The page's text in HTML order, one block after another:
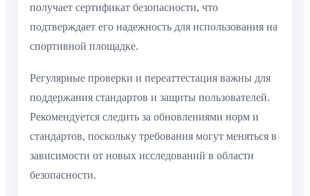
получает сертификат безопасности, что
подтверждает его надежность для использования на
спортивной площадке.
Регулярные проверки и переаттестация важны для
поддержания стандартов и защиты пользователей.
Рекомендуется следить за обновлениями норм и
стандартов, поскольку требования могут меняться в
зависимости от новых исследований в области
безопасности.